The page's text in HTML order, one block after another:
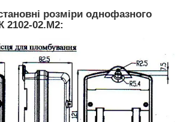
розміри однофазного
2102-02.M2: